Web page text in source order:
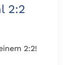
2:2
2:2!